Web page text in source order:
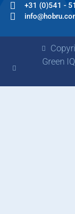
+31 (0)541 -
Green